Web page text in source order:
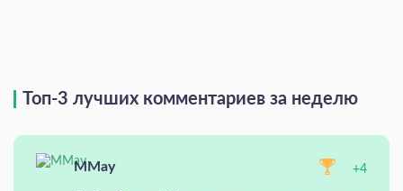
Топ-3 лучших комментариев за неделю
MMay +4